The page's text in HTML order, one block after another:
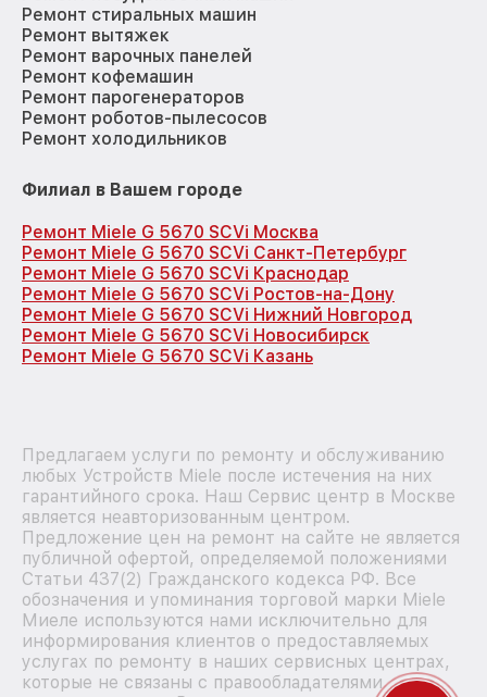
Ремонт стиральных машин
Ремонт вытяжек
Ремонт варочных панелей
Ремонт кофемашин
Ремонт парогенераторов
Ремонт роботов-пылесосов
Ремонт холодильников
Филиал в Вашем городе
Ремонт Miele G 5670 SCVi Москва
Ремонт Miele G 5670 SCVi Санкт-Петербург
Ремонт Miele G 5670 SCVi Краснодар
Ремонт Miele G 5670 SCVi Ростов-на-Дону
Ремонт Miele G 5670 SCVi Нижний Новгород
Ремонт Miele G 5670 SCVi Новосибирск
Ремонт Miele G 5670 SCVi Казань
Предлагаем услуги по ремонту и обслуживанию
любых Устройств Miele после истечения на них
гарантийного срока. Наш Сервис центр в Москве
является неавторизованным центром.
Предложение цен на ремонт на сайте не является
публичной офертой, определяемой положениями
Статьи 437(2) Гражданского кодекса РФ. Все
обозначения и упоминания торговой марки Miele
Миеле используются нами исключительно для
информирования клиентов о предоставляемых
услугах по ремонту в наших сервисных центрах,
которые не связаны с правообладателями